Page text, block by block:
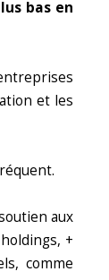
bas en
et les
aux
+
comme